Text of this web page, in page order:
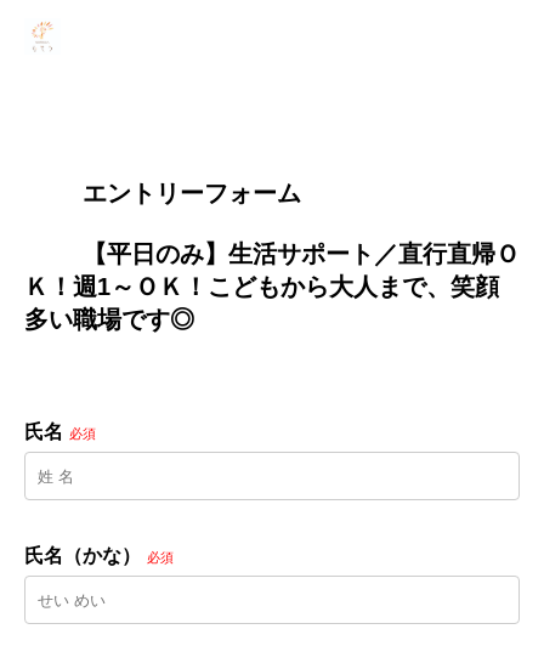
        エントリーフォーム
Ｋ！週1～ＯＫ！こどもから大人まで、笑顔
多い職場です◎
氏名 必須
氏名（かな） 必須